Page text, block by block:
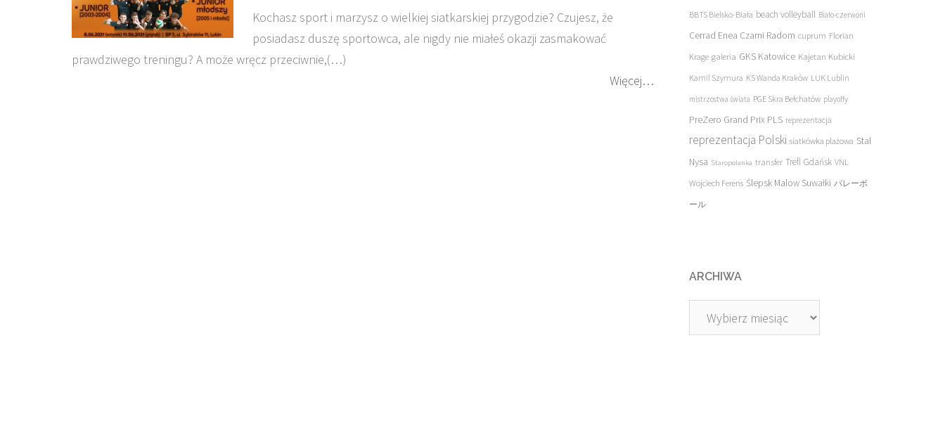
Kochasz sport i marzysz o wielkiej siatkarskiej przygodzie? Czujesz, że
posiadasz duszę sportowca, ale nigdy nie miałeś okazji zasmakować
prawdziwego treningu? A może wręcz przeciwnie,(…)
Więcej…
BBTS Bielsko-Biała beach volleyball Biało-czerwoni
Cerrad Enea Czarni Radom cuprum Florian
Krage galeria GKS Katowice Kajetan Kubicki
Kamil Szymura KS Wanda Kraków LUK Lublin
mistrzostwa świata PGE Skra Bełchatów playoffy
PreZero Grand Prix PLS reprezentacja
reprezentacja Polski siatkówka plażowa Stal
Nysa Staropolanka transfer Trefl Gdańsk VNL
Wojciech Ferens Ślepsk Malow Suwałki バレーボ
ール
ARCHIWA
Archiwa